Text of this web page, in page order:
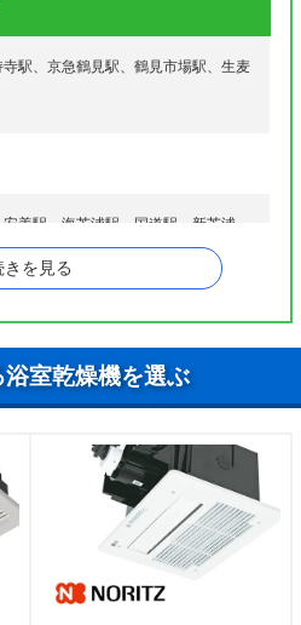
東寺尾、東寺尾北台、東寺尾中台、東
向井町、元宮
寺駅、京急鶴見駅、鶴見市場駅、生麦
安善駅、海芝浦駅、国道駅、新芝浦
駅、鶴見小野駅、弁天橋駅
きを見る
室乾燥機を選ぶ